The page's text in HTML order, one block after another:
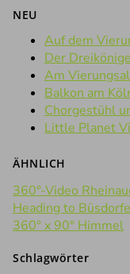
NEU
Auf dem
Der
Am
Balkon am
Chorgestühl
Little Planet
ÄHNLICH
360°-Video
Heading to
360° x 90° Himmel
Schlagwörter